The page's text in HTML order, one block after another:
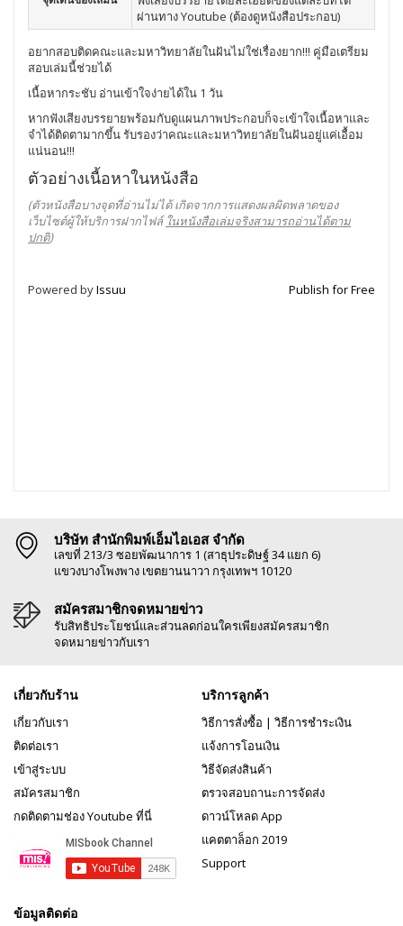
ผ่านทาง Youtube (ต้องดูหนังสือประกอบ)
อยากสอบติดคณะและมหาวิทยาลัยในฝันไม่ใช่เรื่องยาก!!! คู่มือเตรียม
สอบเล่มนี้ช่วยได้
เนื้อหากระชับ อ่านเข้าใจง่ายได้ใน 1 วัน
หากฟังเสียงบรรยายพร้อมกับดูแผนภาพประกอบก็จะเข้าใจเนื้อหาและ
จำได้ติดตามากขึ้น รับรองว่าคณะและมหาวิทยาลัยในฝันอยู่แค่เอื้อม
แน่นอน!!!
ตัวอย่างเนื้อหาในหนังสือ
(ตัวหนังสือบางจุดที่อ่านไม่ได้ เกิดจากการแสดงผลผิดพลาดของ
เว็บไซต์ผู้ให้บริการฝากไฟล์ ในหนังสือเล่มจริงสามารถอ่านได้ตาม
ปกติ)
Powered byIssuu Publish for Free
บริษัท สำนักพิมพ์เอ็มไอเอส จำกัด
เลขที่ 213/3 ซอยพัฒนาการ 1 (สาธุประดิษฐ์ 34 แยก 6)
แขวงบางโพงพาง เขตยานนาวา กรุงเทพฯ 10120
สมัครสมาชิกจดหมายข่าว
รับสิทธิประโยชน์และส่วนลดก่อนใครเพียงสมัครสมาชิก
จดหมายข่าวกับเรา
เกี่ยวกับร้าน
เกี่ยวกับเรา
ติดต่อเรา
เข้าสู่ระบบ
สมัครสมาชิก
กดติดตามช่อง Youtube ที่นี่
บริการลูกค้า
วิธีการสั่งซื้อ | วิธีการชำระเงิน
แจ้งการโอนเงิน
วิธีจัดส่งสินค้า
ตรวจสอบถานะการจัดส่ง
ดาวน์โหลด App
แคตตาล็อก 2019
Support
ข้อมูลติดต่อ